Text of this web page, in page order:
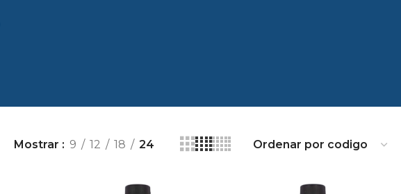
Mostrar 9 12 18 24